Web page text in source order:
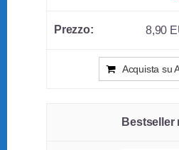
8,90
Acquista su